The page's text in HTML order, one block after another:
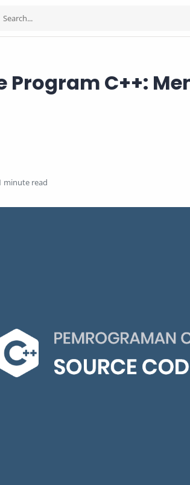
Program C++:
minute read